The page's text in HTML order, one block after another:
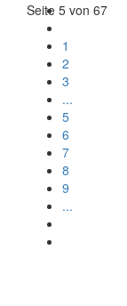
Seite 5 von 67
1
2
3
...
5
6
7
8
9
...